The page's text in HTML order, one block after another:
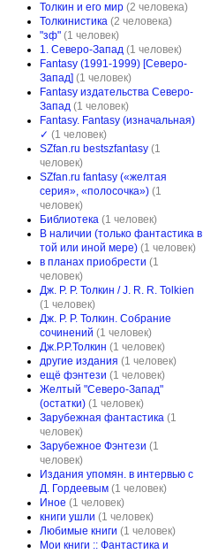
Толкин и его мир (2 человека)
Толкинистика (2 человека)
"зф" (1 человек)
1. Северо-Запад (1 человек)
Fantasy (1991-1999) [Северо-
Запад] (1 человек)
Fantasy издательства Северо-
Запад (1 человек)
Fantasy. Fantasy (изначальная)
✓ (1 человек)
SZfan.ru bestszfantasy (1
человек)
SZfan.ru fantasy («желтая
серия», «полосочка») (1
человек)
Библиотека (1 человек)
В наличии (только фантастика в
той или иной мере) (1 человек)
в планах приобрести (1
человек)
Дж. Р. Р. Толкин / J. R. R. Tolkien
(1 человек)
Дж. Р. Р. Толкин. Собрание
сочинений (1 человек)
Дж.Р.Р.Толкин (1 человек)
другие издания (1 человек)
ещё фэнтези (1 человек)
Желтый "Северо-Запад"
(остатки) (1 человек)
Зарубежная фантастика (1
человек)
Зарубежное Фэнтези (1
человек)
Издания упомян. в интервью с
Д. Гордеевым (1 человек)
Иное (1 человек)
книги ушли (1 человек)
Любимые книги (1 человек)
Мои книги :: Фантастика и